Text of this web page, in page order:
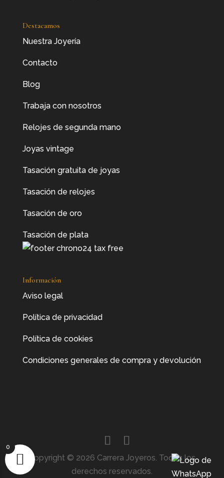
Destacamos
Nuestra Joyería
Contacto
Blog
Trabaja con nosotros
Relojes de segunda mano
Joyas vintage
Tasación gratuita de joyas
Tasación de relojes
Tasación de oro
Tasación de plata
Información
Aviso legal
Política de privacidad
Política de cookies
Condiciones generales de compra y devolución
Copyright © 2026 Carrera Joyeros. Todos los
derechos reservados.
0